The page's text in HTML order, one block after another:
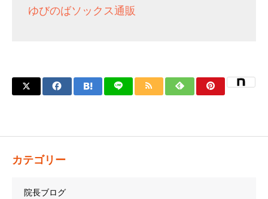
ゆびのばソックス通販
カテゴリー
院長ブログ